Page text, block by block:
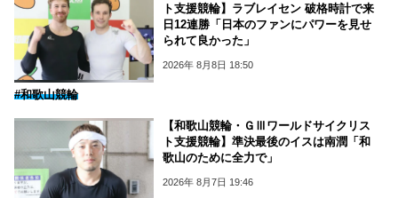
ト支援競輪】ラブレイセン 破格時計で来
日12連勝「日本のファンにパワーを見せ
られて良かった」
2026年 8月8日 18:50
#和歌山競輪
【和歌山競輪・ＧⅢワールドサイクリス
ト支援競輪】準決最後のイスは南潤「和
歌山のために全力で」
2026年 8月7日 19:46